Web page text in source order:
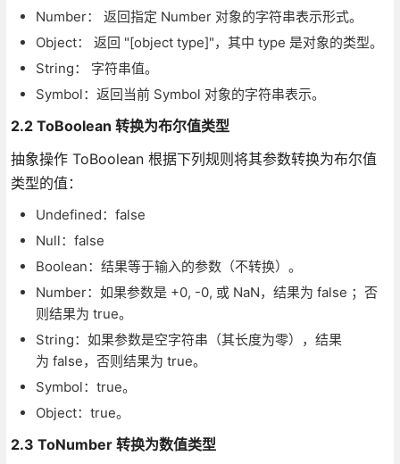
Number： 返回指定 Number 对象的字符串表示形式。
Object： 返回 "[object type]"，其中 type 是对象的类型。
String： 字符串值。
Symbol：返回当前 Symbol 对象的字符串表示。
2.2 ToBoolean 转换为布尔值类型
抽象操作 ToBoolean 根据下列规则将其参数转换为布尔值
类型的值：
Undefined：false
Null：false
Boolean：结果等于输入的参数（不转换）。
Number：如果参数是 +0, -0, 或 NaN，结果为 false ；否
则结果为 true。
String：如果参数是空字符串（其长度为零），结果
为 false，否则结果为 true。
Symbol：true。
Object：true。
2.3 ToNumber 转换为数值类型